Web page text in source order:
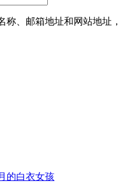
称、邮箱地址和网站地址，
的白衣女孩